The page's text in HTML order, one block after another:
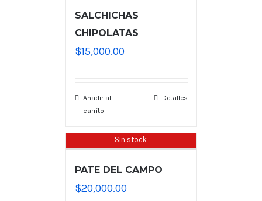
SALCHICHAS
CHIPOLATAS
$15,000.00
Añadir al
carrito
Detalles
Sin stock
PATE DEL CAMPO
$20,000.00